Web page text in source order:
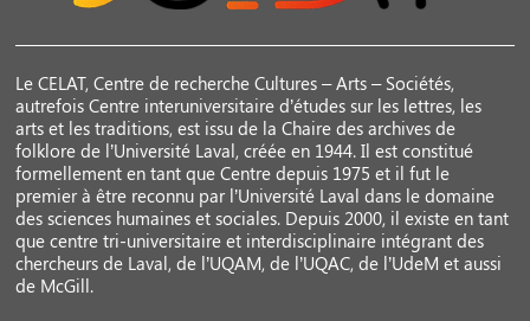
Le CELAT, Centre de recherche Cultures – Arts – Sociétés,
autrefois Centre interuniversitaire d’études sur les lettres, les
arts et les traditions, est issu de la Chaire des archives de
folklore de l’Université Laval, créée en 1944. Il est constitué
formellement en tant que Centre depuis 1975 et il fut le
premier à être reconnu par l’Université Laval dans le domaine
des sciences humaines et sociales. Depuis 2000, il existe en tant
que centre tri-universitaire et interdisciplinaire intégrant des
chercheurs de Laval, de l’UQAM, de l’UQAC, de l’UdeM et aussi
de McGill.